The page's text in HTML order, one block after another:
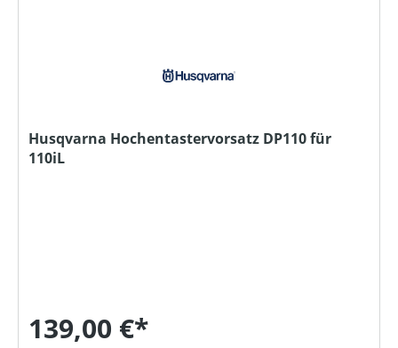
Husqvarna Hochentastervorsatz DP110 für
110iL
139,00 €*